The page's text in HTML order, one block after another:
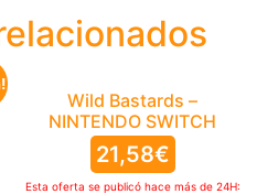
Wild Bastards –
NINTENDO SWITCH
21,58€
Esta oferta se publicó hace más de 24H: